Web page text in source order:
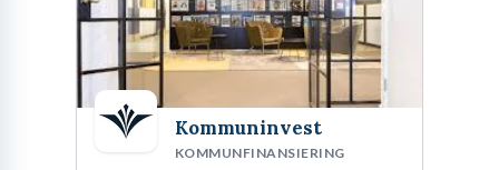
Kommuninvest
KOMMUNFINANSIERING